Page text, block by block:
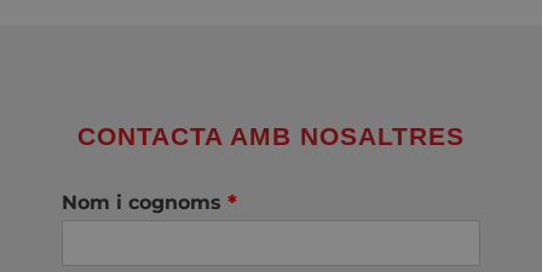
CONTACTA AMB NOSALTRES
Nom i cognoms *